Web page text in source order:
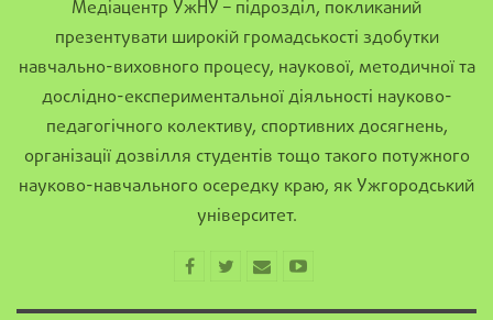
Медіацентр УжНУ – підрозділ, покликаний
презентувати широкій громадськості здобутки
навчально-виховного процесу, наукової, методичної та
дослідно-експериментальної діяльності науково-
педагогічного колективу, спортивних досягнень,
організації дозвілля студентів тощо такого потужного
науково-навчального осередку краю, як Ужгородський
університет.